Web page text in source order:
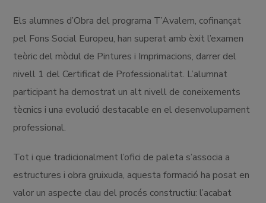
Els alumnes d’Obra del programa T’Avalem, cofinançat
pel Fons Social Europeu, han superat amb èxit l’examen
teòric del mòdul de Pintures i Imprimacions, darrer del
nivell 1 del Certificat de Professionalitat. L’alumnat
participant ha demostrat un alt nivell de coneixements
tècnics i una evolució destacable en el desenvolupament
professional.
Tot i que tradicionalment l’ofici de paleta s’associa a
estructures i obra gruixuda, aquesta formació ha posat en
valor un aspecte clau del procés constructiu: l’acabat